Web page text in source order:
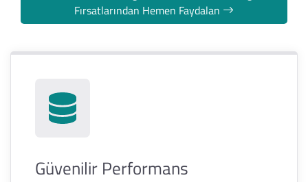
Fırsatlarından Hemen Faydalan
Güvenilir Performans